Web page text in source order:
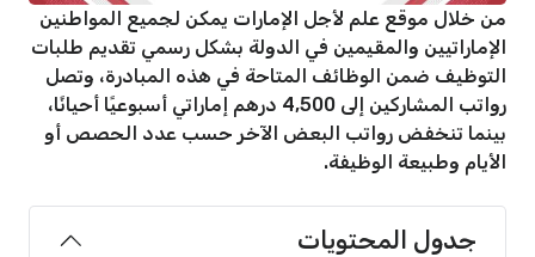
من خلال موقع علم لأجل الإمارات يمكن لجميع المواطنين
الإماراتيين والمقيمين في الدولة بشكل رسمي تقديم طلبات
التوظيف ضمن الوظائف المتاحة في هذه المبادرة، وتصل
رواتب المشاركين إلى 4,500 درهم إماراتي أسبوعيًا أحيانًا،
بينما تنخفض رواتب البعض الآخر حسب عدد الحصص أو
الأيام وطبيعة الوظيفة.
جدول المحتويات